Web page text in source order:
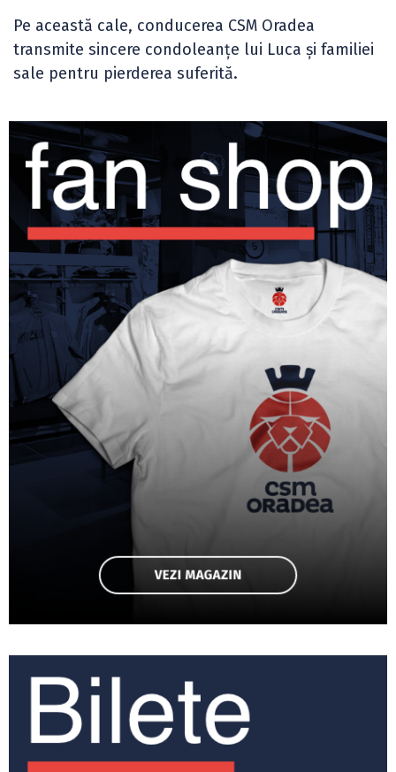
Pe această cale, conducerea CSM Oradea
transmite sincere condoleanțe lui Luca și familiei
sale pentru pierderea suferită.